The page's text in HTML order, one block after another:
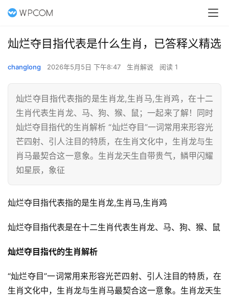
灿烂夺目指代表是什么生肖，已答释义精选
changlong 2026年5月5日 下午8:47 生肖解说 阅读 1
灿烂夺目指代表指的是生肖龙,生肖马,生肖鸡，在十二
生肖代表生肖龙、马、狗、猴、鼠；一起来了解！同时
灿烂夺目指代的生肖解析 “灿烂夺目”一词常用来形容光
芒四射、引人注目的特质，在生肖文化中，生肖龙与生
肖马最契合这一意象。生肖龙天生自带贵气，鳞甲闪耀
如星辰，象征
灿烂夺目指代表指的是生肖龙,生肖马,生肖鸡
灿烂夺目指代表是在十二生肖代表生肖龙、马、狗、猴、鼠
灿烂夺目指代的生肖解析
“灿烂夺目”一词常用来形容光芒四射、引人注目的特质，在
生肖文化中，生肖龙与生肖马最契合这一意象。生肖龙天生